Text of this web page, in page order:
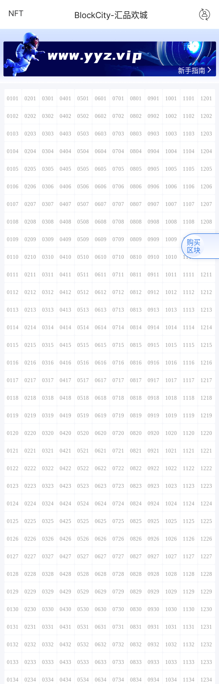
NFT BlockCity-汇品欢城
www.yyz.vip
新手指南
0101 0201 0301 0401 0501 0601 0701 0801 0901 1001 1101 1201
0102 0202 0302 0402 0502 0602 0702 0802 0902 1002 1102 1202
0103 0203 0303 0403 0503 0603 0703 0803 0903 1003 1103 1203
0104 0204 0304 0404 0504 0604 0704 0804 0904 1004 1104 1204
0105 0205 0305 0405 0505 0605 0705 0805 0905 1005 1105 1205
0106 0206 0306 0406 0506 0606 0706 0806 0906 1006 1106 1206
0107 0207 0307 0407 0507 0607 0707 0807 0907 1007 1107 1207
0108 0208 0308 0408 0508 0608 0708 0808 0908 1008 1108 1208
0109 0209 0309 0409 0509 0609 0709 0809 0909 1009 1109
0110 0210 0310 0410 0510 0610 0710 0810 0910 1010 1110
0111 0211 0311 0411 0511 0611 0711 0811 0911 1011 1111 1211
0112 0212 0312 0412 0512 0612 0712 0812 0912 1012 1112 1212
0113 0213 0313 0413 0513 0613 0713 0813 0913 1013 1113 1213
0114 0214 0314 0414 0514 0614 0714 0814 0914 1014 1114 1214
0115 0215 0315 0415 0515 0615 0715 0815 0915 1015 1115 1215
0116 0216 0316 0416 0516 0616 0716 0816 0916 1016 1116 1216
0117 0217 0317 0417 0517 0617 0717 0817 0917 1017 1117 1217
0118 0218 0318 0418 0518 0618 0718 0818 0918 1018 1118 1218
0119 0219 0319 0419 0519 0619 0719 0819 0919 1019 1119 1219
0120 0220 0320 0420 0520 0620 0720 0820 0920 1020 1120 1220
0121 0221 0321 0421 0521 0621 0721 0821 0921 1021 1121 1221
0122 0222 0322 0422 0522 0622 0722 0822 0922 1022 1122 1222
0123 0223 0323 0423 0523 0623 0723 0823 0923 1023 1123 1223
0124 0224 0324 0424 0524 0624 0724 0824 0924 1024 1124 1224
0125 0225 0325 0425 0525 0625 0725 0825 0925 1025 1125 1225
0126 0226 0326 0426 0526 0626 0726 0826 0926 1026 1126 1226
0127 0227 0327 0427 0527 0627 0727 0827 0927 1027 1127 1227
0128 0228 0328 0428 0528 0628 0728 0828 0928 1028 1128 1228
0129 0229 0329 0429 0529 0629 0729 0829 0929 1029 1129 1229
0130 0230 0330 0430 0530 0630 0730 0830 0930 1030 1130 1230
0131 0231 0331 0431 0531 0631 0731 0831 0931 1031 1131 1231
0132 0232 0332 0432 0532 0632 0732 0832 0932 1032 1132 1232
0133 0233 0333 0433 0533 0633 0733 0833 0933 1033 1133 1233
0134 0234 0334 0434 0534 0634 0734 0834 0934 1034 1134 1234
购买
区块